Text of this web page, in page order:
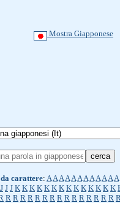
Mostra Giapponese
carattere: A A A A A A A A A A A A
J J J K K K K K K K K K K K K K K
R R R R R R R R R R R R R R R R